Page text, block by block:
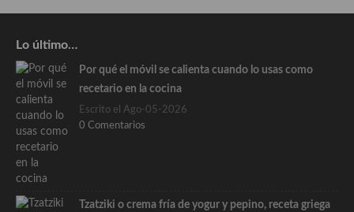
Lo último…
Por qué el móvil se calienta cuando lo usas como
recetario en la cocina
Escrito el Ago-05-2026
0 Comentarios
Tzatziki o crema fría de yogur y pepino, receta griega